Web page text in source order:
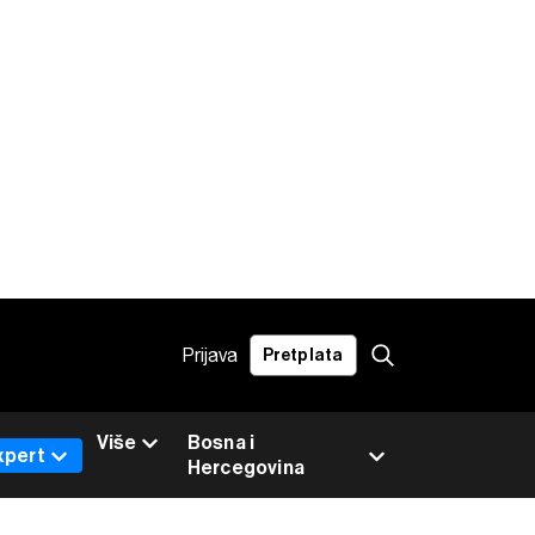
Prijava Pretplata
Bosna i
Hercegovina
Više